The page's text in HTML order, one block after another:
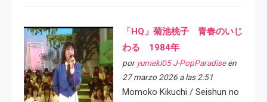
「HQ」菊池桃子 青春のいじ
わる 1984年
por yumeki05 J-PopParadiseen
27 marzo 2026 a las 2:51
Momoko Kikuchi / Seishun no